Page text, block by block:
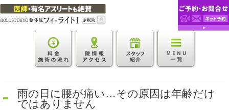
雨の日に腰が痛い…その原因は年齢だけ
ではありません